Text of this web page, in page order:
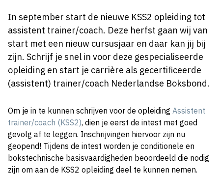
In september start de nieuwe KSS2 opleiding tot
assistent trainer/coach. Deze herfst gaan wij van
start met een nieuw cursusjaar en daar kan jij bij
zijn. Schrijf je snel in voor deze gespecialiseerde
opleiding en start je carrière als gecertificeerde
(assistent) trainer/coach Nederlandse Boksbond.
Om je in te kunnen schrijven voor de opleiding Assistent
trainer/coach (KSS2), dien je eerst de intest met goed
gevolg af te leggen. Inschrijvingen hiervoor zijn nu
geopend! Tijdens de intest worden je conditionele en
bokstechnische basisvaardigheden beoordeeld die nodig
zijn om aan de KSS2 opleiding deel te kunnen nemen.